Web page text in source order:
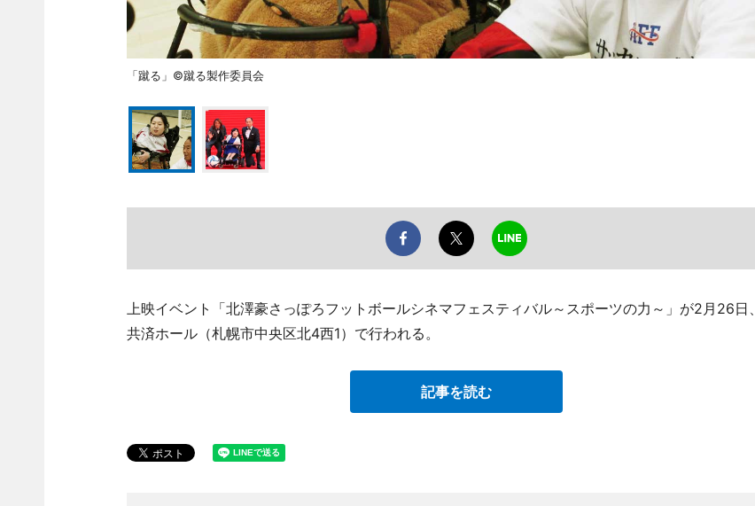
「蹴る」©蹴る製作委員会
上映イベント「北澤豪さっぽろフットボールシネマフェスティバル～スポーツの力～」が2月26日、
共済ホール（札幌市中央区北4西1）で行われる。
記事を読む